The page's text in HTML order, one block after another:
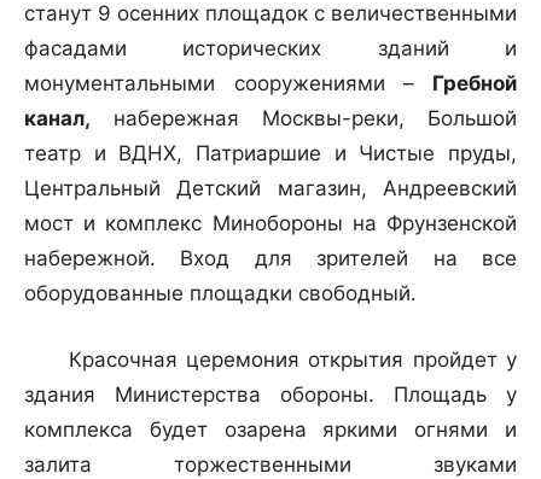
станут 9 осенних площадок с величественными
фасадами исторических зданий и
монументальными сооружениями – Гребной
канал, набережная Москвы-реки, Большой
театр и ВДНХ, Патриаршие и Чистые пруды,
Центральный Детский магазин, Андреевский
мост и комплекс Минобороны на Фрунзенской
набережной. Вход для зрителей на все
оборудованные площадки свободный.
Красочная церемония открытия пройдет у
здания Министерства обороны. Площадь у
комплекса будет озарена яркими огнями и
залита торжественными звуками